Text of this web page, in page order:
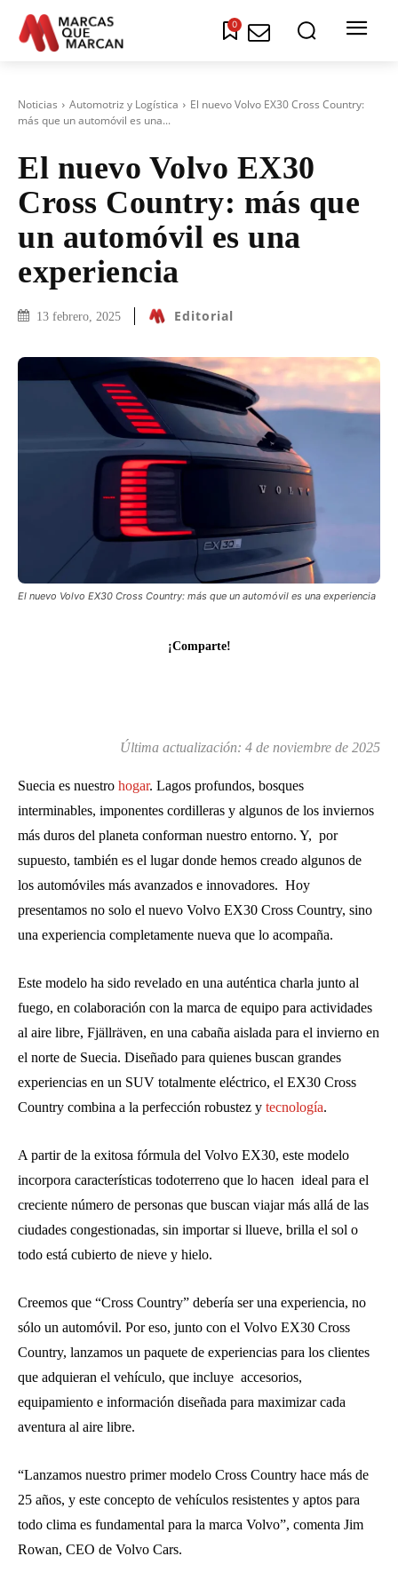
0
Noticias Automotriz y Logística
El nuevo Volvo EX30 Cross Country:
más que un automóvil es una...
El nuevo Volvo EX30
Cross Country: más que
un automóvil es una
experiencia
13 febrero, 2025 Editorial
El nuevo Volvo EX30 Cross Country: más que un automóvil es una experiencia
¡Comparte!
Última actualización: 4 de noviembre de 2025
Suecia es nuestro hogar. Lagos profundos, bosques
interminables, imponentes cordilleras y algunos de los inviernos
más duros del planeta conforman nuestro entorno. Y, ​ por
supuesto, también es el lugar donde hemos creado algunos de
los automóviles más avanzados e innovadores. ​ Hoy
presentamos no solo el nuevo Volvo EX30 Cross Country, sino
una experiencia completamente nueva que lo acompaña.
Este modelo ha sido revelado en una auténtica charla junto al
fuego, en colaboración con la marca de equipo para actividades
al aire libre, Fjällräven, en una cabaña aislada para el invierno en
el norte de Suecia. Diseñado para quienes buscan grandes
experiencias en un SUV totalmente eléctrico, el EX30 Cross
Country combina a la perfección robustez y tecnología.
A partir de la exitosa fórmula del Volvo EX30, este modelo
incorpora características todoterreno que lo hacen ​ ideal para el
creciente número de personas que buscan viajar más allá de las
ciudades congestionadas, sin importar si llueve, brilla el sol o
todo está cubierto de nieve y hielo.
Creemos que “Cross Country” debería ser una experiencia, no
sólo un automóvil. Por eso, junto con el Volvo EX30 Cross
Country, lanzamos un paquete de experiencias para los clientes
que adquieran el vehículo, que incluye ​ accesorios,
equipamiento e información diseñada para maximizar cada
aventura al aire libre.
“Lanzamos nuestro primer modelo Cross Country hace más de
25 años, y este concepto de vehículos resistentes y aptos para
todo clima es fundamental para la marca Volvo”, comenta Jim
Rowan, CEO de Volvo Cars.